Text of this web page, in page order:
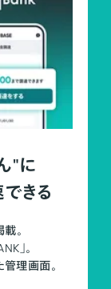
"に
きる
。
」。
管理画面。